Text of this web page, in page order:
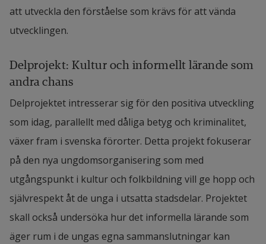
att utveckla den förståelse som krävs för att vända
utvecklingen.
Delprojekt: Kultur och informellt lärande som
andra chans
Delprojektet intresserar sig för den positiva utveckling
som idag, parallellt med dåliga betyg och kriminalitet,
växer fram i svenska förorter. Detta projekt fokuserar
på den nya ungdomsorganisering som med
utgångspunkt i kultur och folkbildning vill ge hopp och
självrespekt åt de unga i utsatta stadsdelar. Projektet
skall också undersöka hur det informella lärande som
äger rum i de ungas egna sammanslutningar kan